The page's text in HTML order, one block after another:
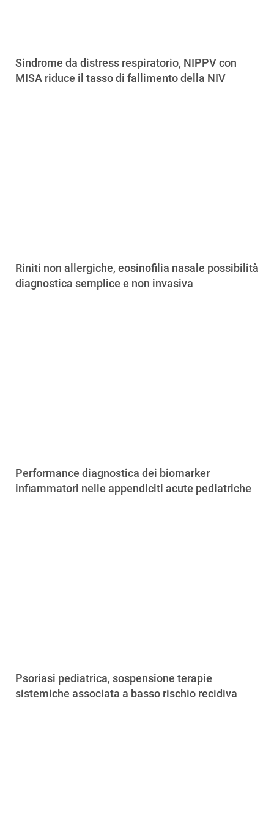
Sindrome da distress respiratorio, NIPPV con
MISA riduce il tasso di fallimento della NIV
Riniti non allergiche, eosinofilia nasale possibilità
diagnostica semplice e non invasiva
Performance diagnostica dei biomarker
infiammatori nelle appendiciti acute pediatriche
Psoriasi pediatrica, sospensione terapie
sistemiche associata a basso rischio recidiva